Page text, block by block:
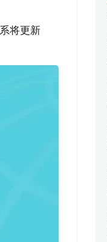
将更新